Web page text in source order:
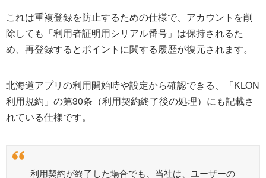
これは重複登録を防止するための仕様で、アカウントを削
除しても「利用者証明用シリアル番号」は保持されるた
め、再登録するとポイントに関する履歴が復元されます。
北海道アプリの利用開始時や設定から確認できる、「KLON
利用規約」の第30条（利用契約終了後の処理）にも記載さ
れている仕様です。
利用契約が終了した場合でも、当社は、ユーザーの